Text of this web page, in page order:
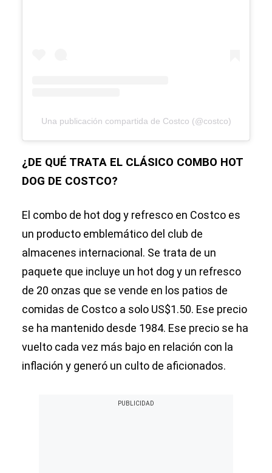
Una publicación compartida de Costco (@costco)
¿DE QUÉ TRATA EL CLÁSICO COMBO HOT
DOG DE COSTCO?
El combo de hot dog y refresco en Costco es
un producto emblemático del club de
almacenes internacional. Se trata de un
paquete que incluye un hot dog y un refresco
de 20 onzas que se vende en los patios de
comidas de Costco a solo US$1.50. Ese precio
se ha mantenido desde 1984. Ese precio se ha
vuelto cada vez más bajo en relación con la
inflación y generó un culto de aficionados.